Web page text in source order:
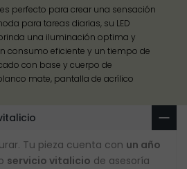
es perfecto para crear una sensación
para tareas diarias, su LED
una iluminación optima y
consumo eficiente y un tiempo de
con base y cuerpo de
mate, pantalla de acrílico
Tu pieza cuenta con un año
servicio vitalicio de asesoría